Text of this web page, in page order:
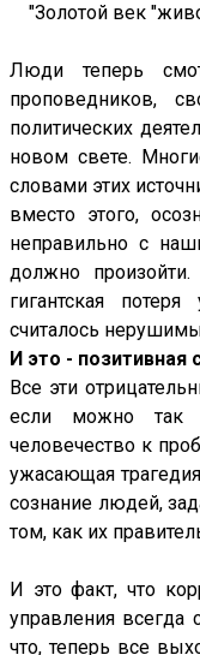
"Золотой век
Люди теперь
проповедников,
политических
новом свете.
словами этих
вместо этого,
неправильно с
должно
гигантская
считалось
И это - позитивная
Все эти
если можно так
человечество к
ужасающая
сознание людей,
том, как их
И это факт, что
управления всегда
что, теперь все